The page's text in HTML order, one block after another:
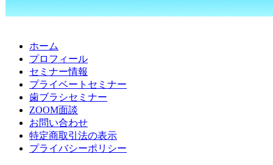
ホーム
プロフィール
セミナー情報
プライベートセミナー
歯ブラシセミナー
ZOOM面談
お問い合わせ
特定商取引法の表示
プライバシーポリシー